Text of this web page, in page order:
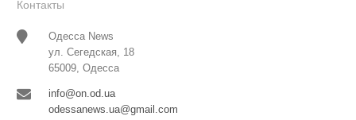
Контакты
Одесса News
ул. Сегедская, 18
65009, Одесса
info@on.od.ua
odessanews.ua@gmail.com